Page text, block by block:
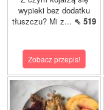
wypieki bez dodatku
tłuszczu? Mi z... ⇖ 519
Zobacz przepis!